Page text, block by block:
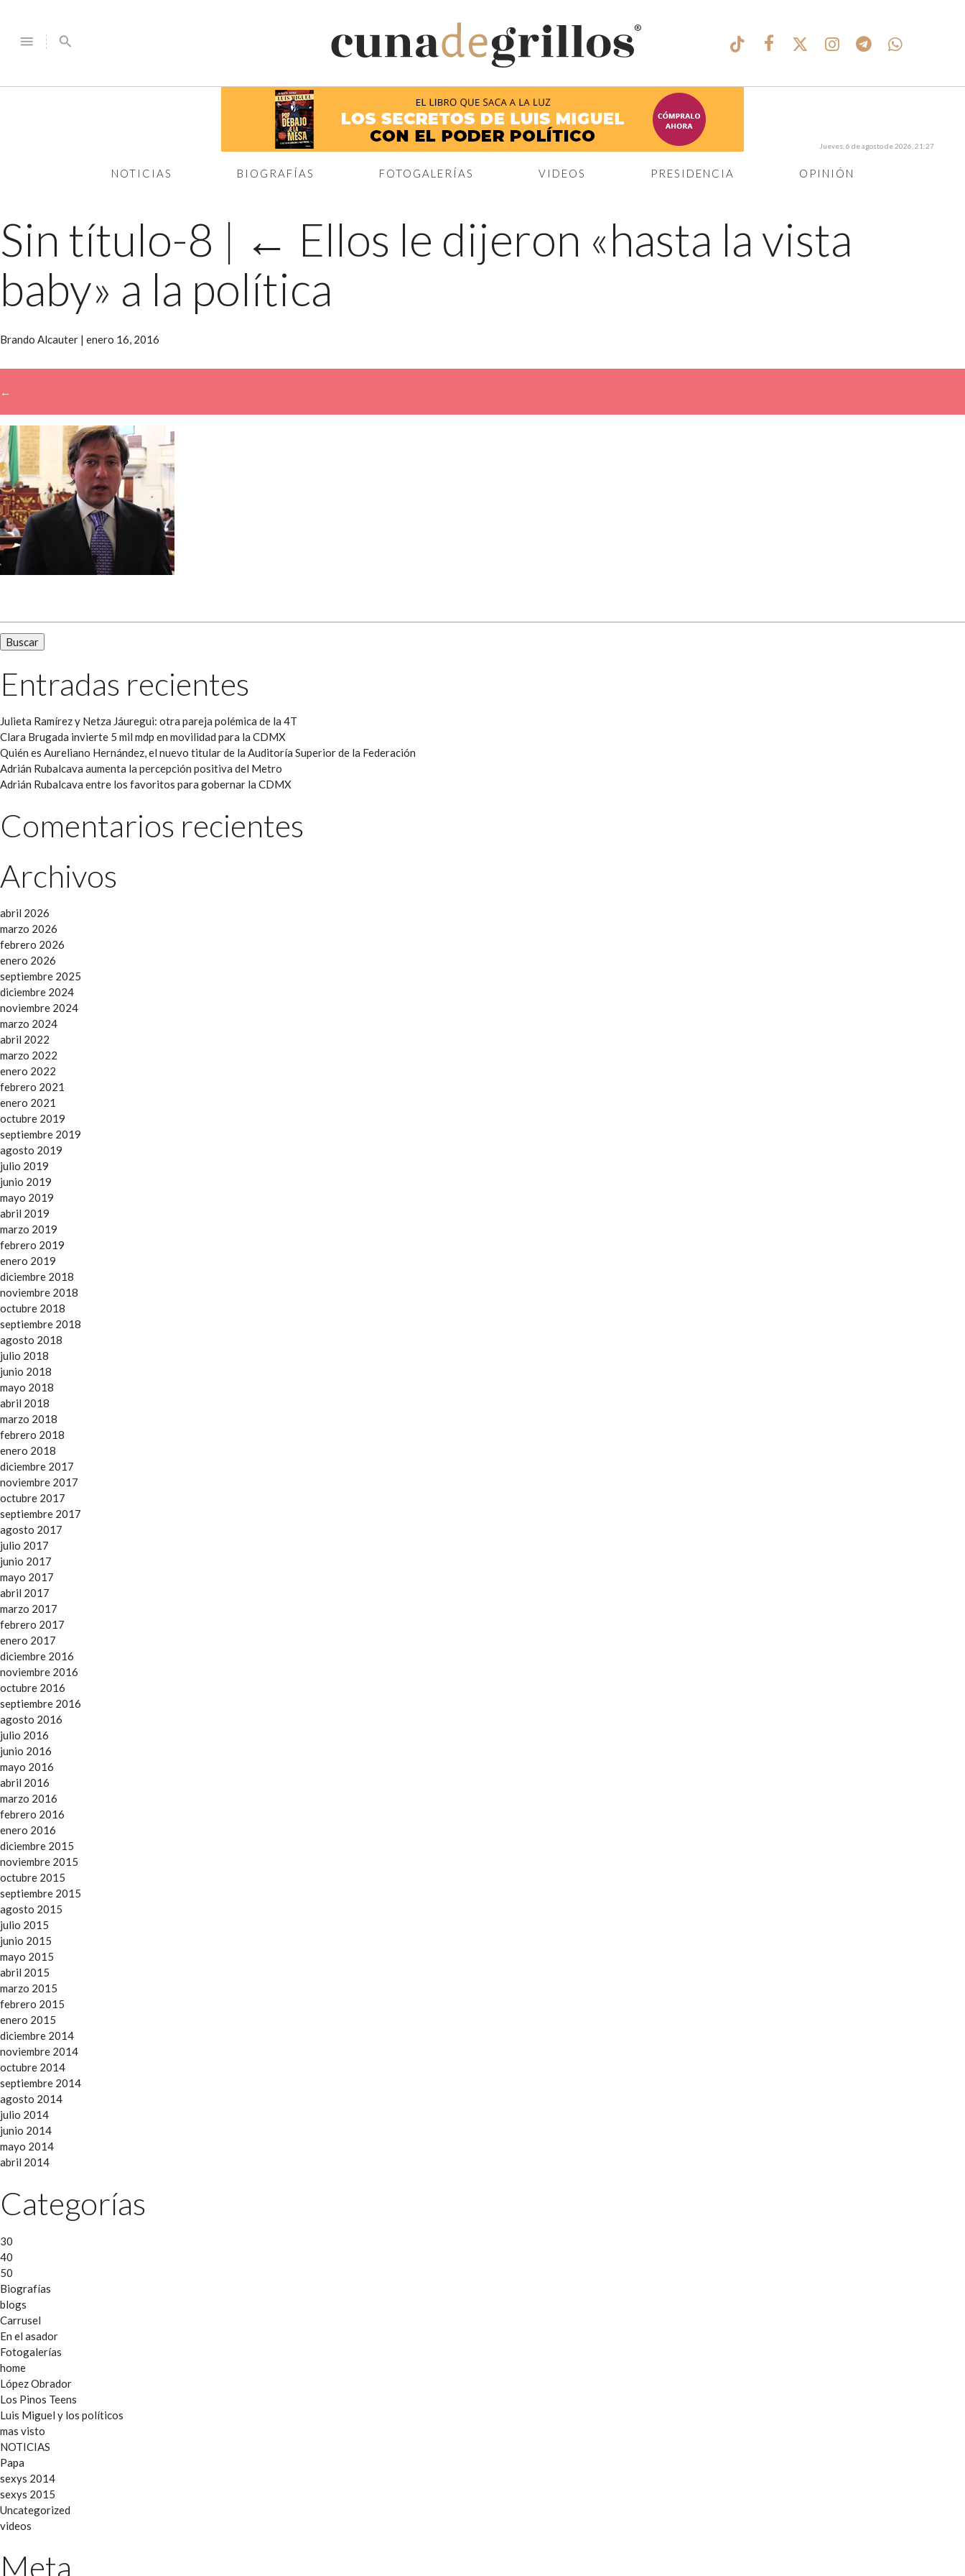
menu search
®
NOTICIAS BIOGRAFÍAS FOTOGALERÍAS VIDEOS PRESIDENCIA OPINIÓN
Jueves, 6 de agosto de 2026, 21:27
Sin título-8 | ← Ellos le dijeron «hasta la vista
baby» a la política
Brando Alcauter | enero 16, 2016
←
Entradas recientes
Julieta Ramírez y Netza Jáuregui: otra pareja polémica de la 4T
Clara Brugada invierte 5 mil mdp en movilidad para la CDMX
Quién es Aureliano Hernández, el nuevo titular de la Auditoría Superior de la Federación
Adrián Rubalcava aumenta la percepción positiva del Metro
Adrián Rubalcava entre los favoritos para gobernar la CDMX
Comentarios recientes
Archivos
abril 2026
marzo 2026
febrero 2026
enero 2026
septiembre 2025
diciembre 2024
noviembre 2024
marzo 2024
abril 2022
marzo 2022
enero 2022
febrero 2021
enero 2021
octubre 2019
septiembre 2019
agosto 2019
julio 2019
junio 2019
mayo 2019
abril 2019
marzo 2019
febrero 2019
enero 2019
diciembre 2018
noviembre 2018
octubre 2018
septiembre 2018
agosto 2018
julio 2018
junio 2018
mayo 2018
abril 2018
marzo 2018
febrero 2018
enero 2018
diciembre 2017
noviembre 2017
octubre 2017
septiembre 2017
agosto 2017
julio 2017
junio 2017
mayo 2017
abril 2017
marzo 2017
febrero 2017
enero 2017
diciembre 2016
noviembre 2016
octubre 2016
septiembre 2016
agosto 2016
julio 2016
junio 2016
mayo 2016
abril 2016
marzo 2016
febrero 2016
enero 2016
diciembre 2015
noviembre 2015
octubre 2015
septiembre 2015
agosto 2015
julio 2015
junio 2015
mayo 2015
abril 2015
marzo 2015
febrero 2015
enero 2015
diciembre 2014
noviembre 2014
octubre 2014
septiembre 2014
agosto 2014
julio 2014
junio 2014
mayo 2014
abril 2014
Categorías
30
40
50
Biografías
blogs
Carrusel
En el asador
Fotogalerías
home
López Obrador
Los Pinos Teens
Luis Miguel y los políticos
mas visto
NOTICIAS
Papa
sexys 2014
sexys 2015
Uncategorized
videos
Meta